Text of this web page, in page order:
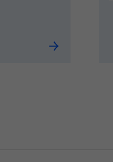
Automaticien